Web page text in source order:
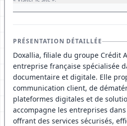
PRÉSENTATION DÉTAILLÉE
Doxallia, filiale du groupe Crédit
entreprise française spécialisée
documentaire et digitale. Elle
communication client, de
plateformes digitales et de
accompagne les entreprises
offrant des services sécurisés,